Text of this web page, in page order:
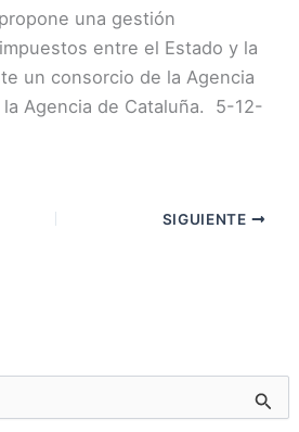
una gestión
entre el Estado y la
un consorcio de la Agencia
Agencia de Cataluña. 5-12-
SIGUIENTE